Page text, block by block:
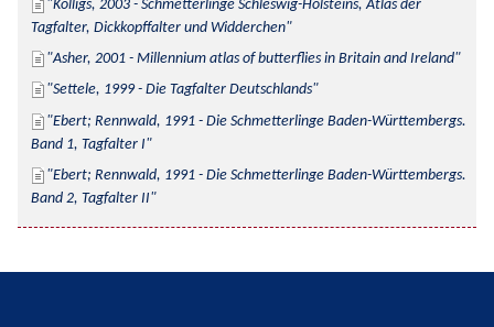
Kolligs, 2003 - Schmetterlinge Schleswig-Holsteins, Atlas der
Tagfalter, Dickkopffalter und Widderchen
Asher, 2001 - Millennium atlas of butterflies in Britain and Ireland
Settele, 1999 - Die Tagfalter Deutschlands
Ebert; Rennwald, 1991 - Die Schmetterlinge Baden-Württembergs.
Band 1, Tagfalter I
Ebert; Rennwald, 1991 - Die Schmetterlinge Baden-Württembergs.
Band 2, Tagfalter II